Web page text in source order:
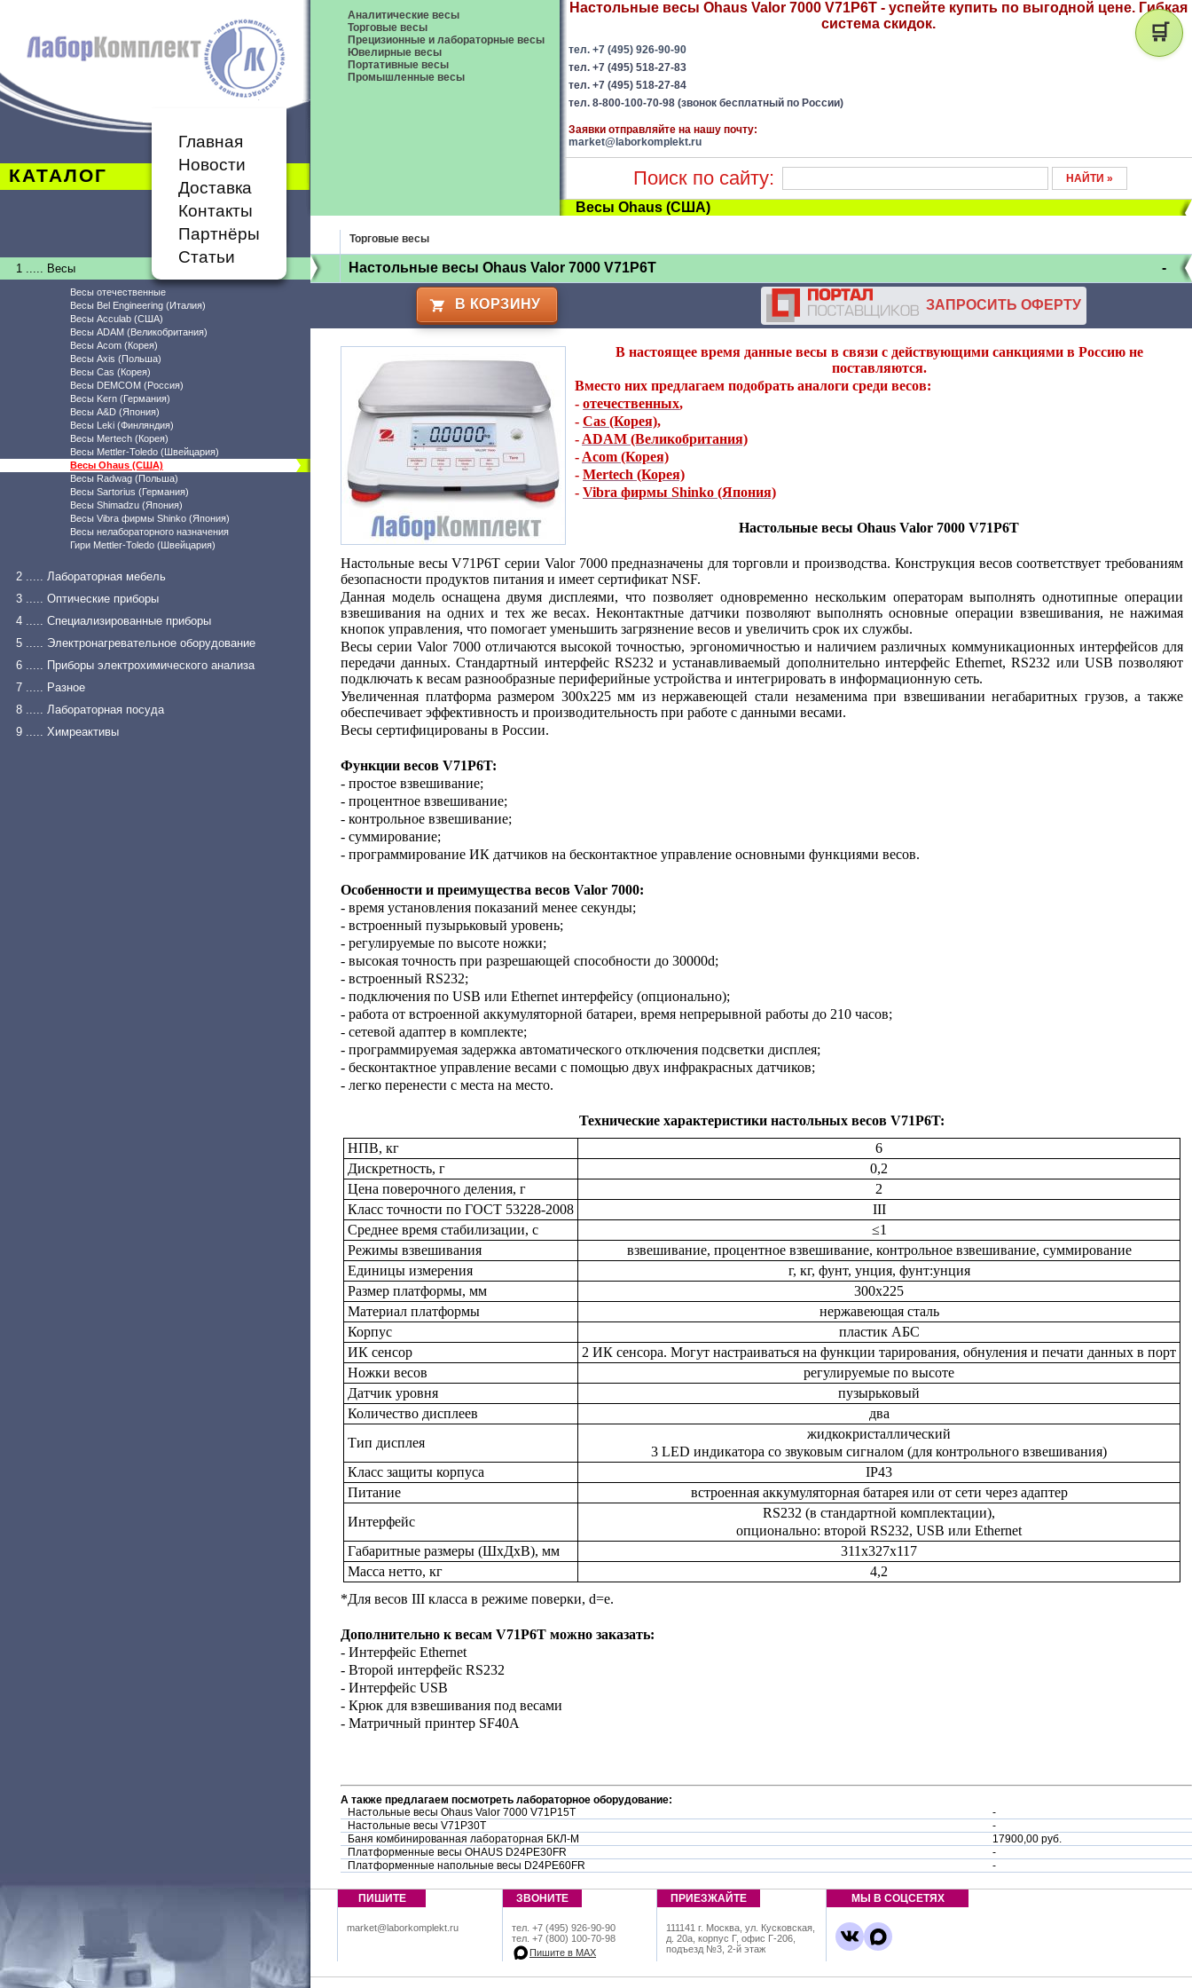
КАТАЛОГ
Главная
Новости
Доставка
Контакты
Партнёры
Статьи
1 ..... Весы
Весы отечественные
Весы Bel Engineering (Италия)
Весы Acculab (США)
Весы ADAM (Великобритания)
Весы Acom (Корея)
Весы Axis (Польша)
Весы Cas (Корея)
Весы DEMCOM (Россия)
Весы Kern (Германия)
Весы A&D (Япония)
Весы Leki (Финляндия)
Весы Mertech (Корея)
Весы Mettler-Toledo (Швейцария)
Весы Ohaus (США)
Весы Radwag (Польша)
Весы Sartorius (Германия)
Весы Shimadzu (Япония)
Весы Vibra фирмы Shinko (Япония)
Весы нелабораторного назначения
Гири Mettler-Toledo (Швейцария)
2 ..... Лабораторная мебель
3 ..... Оптические приборы
4 ..... Специализированные приборы
5 ..... Электронагревательное оборудование
6 ..... Приборы электрохимического анализа
7 ..... Разное
8 ..... Лабораторная посуда
9 ..... Химреактивы
Аналитические весы
Торговые весы
Прецизионные и лабораторные весы
Ювелирные весы
Портативные весы
Промышленные весы
Настольные весы Ohaus Valor 7000 V71P6T - успейте купить по выгодной цене. Гибкая
система скидок.
тел. +7 (495) 926-90-90
тел. +7 (495) 518-27-83
тел. +7 (495) 518-27-84
тел. 8-800-100-70-98 (звонок бесплатный по России)
Заявки отправляйте на нашу почту:
market@laborkomplekt.ru
Поиск по сайту:
Весы Ohaus (США)
Торговые весы
Настольные весы Ohaus Valor 7000 V71P6T -
В КОРЗИНУ ЗАПРОСИТЬ ОФЕРТУ
В настоящее время данные весы в связи с действующими санкциями в Россию не
поставляются.
Вместо них предлагаем подобрать аналоги среди весов:
- отечественных,
- Cas (Корея),
- ADAM (Великобритания)
- Acom (Корея)
- Mertech (Корея)
- Vibra фирмы Shinko (Япония)
Настольные весы Ohaus Valor 7000 V71P6T
Настольные весы V71P6T серии Valor 7000 предназначены для торговли и производства. Конструкция весов соответствует требованиям
безопасности продуктов питания и имеет сертификат NSF.
Данная модель оснащена двумя дисплеями, что позволяет одновременно нескольким операторам выполнять однотипные операции
взвешивания на одних и тех же весах. Неконтактные датчики позволяют выполнять основные операции взвешивания, не нажимая
кнопок управления, что помогает уменьшить загрязнение весов и увеличить срок их службы.
Весы серии Valor 7000 отличаются высокой точностью, эргономичностью и наличием различных коммуникационных интерфейсов для
передачи данных. Стандартный интерфейс RS232 и устанавливаемый дополнительно интерфейс Ethernet, RS232 или USB позволяют
подключать к весам разнообразные периферийные устройства и интегрировать в информационную сеть.
Увеличенная платформа размером 300х225 мм из нержавеющей стали незаменима при взвешивании негабаритных грузов, а также
обеспечивает эффективность и производительность при работе с данными весами.
Весы сертифицированы в России.
Функции весов V71P6T:
- простое взвешивание;
- процентное взвешивание;
- контрольное взвешивание;
- суммирование;
- программирование ИК датчиков на бесконтактное управление основными функциями весов.
Особенности и преимущества весов Valor 7000:
- время установления показаний менее секунды;
- встроенный пузырьковый уровень;
- регулируемые по высоте ножки;
- высокая точность при разрешающей способности до 30000d;
- встроенный RS232;
- подключения по USB или Ethernet интерфейсу (опционально);
- работа от встроенной аккумуляторной батареи, время непрерывной работы до 210 часов;
- сетевой адаптер в комплекте;
- программируемая задержка автоматического отключения подсветки дисплея;
- бесконтактное управление весами с помощью двух инфракрасных датчиков;
- легко перенести с места на место.
Технические характеристики настольных весов V71P6T:
НПВ, кг
6
Дискретность, г
0,2
Цена поверочного деления, г
2
Класс точности по ГОСТ 53228-2008
III
Среднее время стабилизации, с
≤1
Режимы взвешивания
взвешивание, процентное взвешивание, контрольное взвешивание, суммирование
Единицы измерения
г, кг, фунт, унция, фунт:унция
Размер платформы, мм
300х225
Материал платформы
нержавеющая сталь
Корпус
пластик АБС
ИК сенсор
2 ИК сенсора. Могут настраиваться на функции тарирования, обнуления и печати данных в порт
Ножки весов
регулируемые по высоте
Датчик уровня
пузырьковый
Количество дисплеев
два
Тип дисплея
жидкокристаллический
3 LED индикатора со звуковым сигналом (для контрольного взвешивания)
Класс защиты корпуса
IP43
Питание
встроенная аккумуляторная батарея или от сети через адаптер
Интерфейс
RS232 (в стандартной комплектации),
опционально: второй RS232, USB или Ethernet
Габаритные размеры (ШxДхВ), мм
311х327х117
Масса нетто, кг
4,2
*Для весов III класса в режиме поверки, d=e.
Дополнительно к весам V71P6T можно заказать:
- Интерфейс Ethernet
- Второй интерфейс RS232
- Интерфейс USB
- Крюк для взвешивания под весами
- Матричный принтер SF40A
А также предлагаем посмотреть лабораторное оборудование:
Настольные весы Ohaus Valor 7000 V71P15T
-
Настольные весы V71P30T
-
Баня комбинированная лабораторная БКЛ-М
17900,00 руб.
Платформенные весы OHAUS D24PE30FR
-
Платформенные напольные весы D24PE60FR
-
ПИШИТЕ
market@laborkomplekt.ru
ЗВОНИТЕ
тел. +7 (495) 926-90-90
тел. +7 (800) 100-70-98
Пишите в МАХ
ПРИЕЗЖАЙТЕ
111141 г. Москва, ул. Кусковская,
д. 20а, корпус Г, офис Г-206,
подъезд №3, 2-й этаж
МЫ В СОЦСЕТЯХ
🛒